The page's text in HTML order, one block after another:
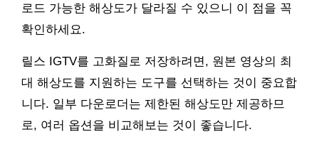
로드 가능한 해상도가 달라질 수 있으니 이 점을 꼭
확인하세요.
릴스 IGTV를 고화질로 저장하려면, 원본 영상의 최
대 해상도를 지원하는 도구를 선택하는 것이 중요합
니다. 일부 다운로더는 제한된 해상도만 제공하므
로, 여러 옵션을 비교해보는 것이 좋습니다.